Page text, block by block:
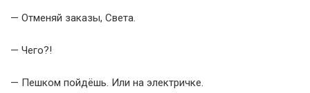
— Отменяй заказы, Света.
— Чего?!
— Пешком пойдёшь. Или на электричке.